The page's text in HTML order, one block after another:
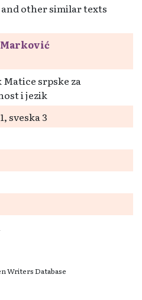
other similar texts
Marković
srpske za
i jezik
sveska 3
Writers Database